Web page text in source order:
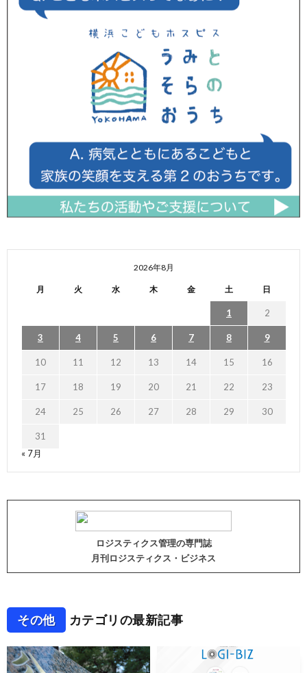
2026年8月
月 火 水 木 金 土 日
1 2
3 4 5 6 7 8 9
10 11 12 13 14 15 16
17 18 19 20 21 22 23
24 25 26 27 28 29 30
31
« 7月
ロジスティクス管理の専門誌
月刊ロジスティクス・ビジネス
その他 カテゴリの最新記事